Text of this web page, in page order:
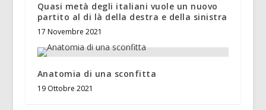
Quasi metà degli italiani vuole un nuovo
partito al di là della destra e della sinistra
17 Novembre 2021
Anatomia di una sconfitta
19 Ottobre 2021